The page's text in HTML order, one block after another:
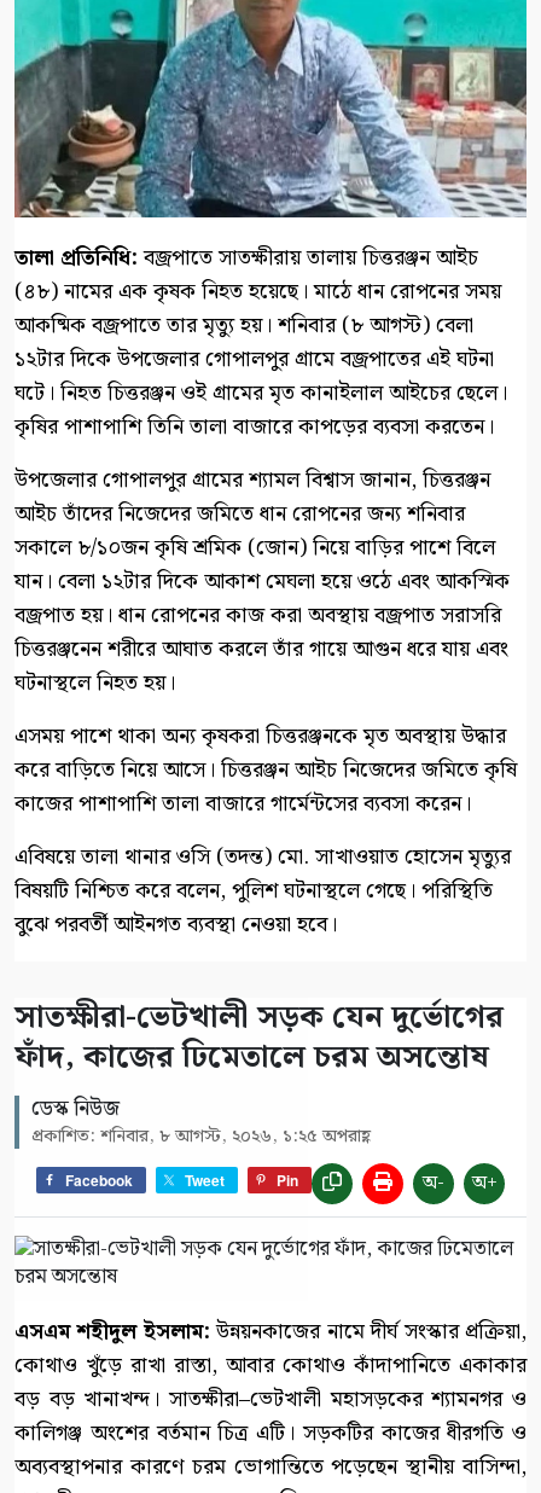
‎তালা প্রতিনিধি:‎বজ্রপাতে সাতক্ষীরায় তালায় চিত্তরঞ্জন আইচ
(৪৮) নামের এক কৃষক নিহত হয়েছে। মাঠে ধান রোপনের সময়
আকষ্মিক বজ্রপাতে তার মৃত্যু হয়। শনিবার (৮ আগস্ট) বেলা
১২টার দিকে উপজেলার গোপালপুর গ্রামে বজ্রপাতের এই ঘটনা
ঘটে। নিহত চিত্তরঞ্জন ওই গ্রামের মৃত কানাইলাল আইচের ছেলে।
কৃষির পাশাপাশি তিনি তালা বাজারে কাপড়ের ব্যবসা করতেন।
‎উপজেলার গোপালপুর গ্রামের শ্যামল বিশ্বাস জানান, চিত্তরঞ্জন
আইচ তাঁদের নিজেদের জমিতে ধান রোপনের জন্য শনিবার
সকালে ৮/১০জন কৃষি শ্রমিক (জোন) নিয়ে বাড়ির পাশে বিলে
যান। বেলা ১২টার দিকে আকাশ মেঘলা হয়ে ওঠে এবং আকস্মিক
বজ্রপাত হয়। ধান রোপনের কাজ করা অবস্থায় বজ্রপাত সরাসরি
চিত্তরঞ্জনেন শরীরে আঘাত করলে তাঁর গায়ে আগুন ধরে যায় এবং
ঘটনাস্থলে নিহত হয়।
এসময় পাশে থাকা অন্য কৃষকরা চিত্তরঞ্জনকে মৃত অবস্থায় উদ্ধার
করে বাড়িতে নিয়ে আসে। চিত্তরঞ্জন আইচ নিজেদের জমিতে কৃষি
কাজের পাশাপাশি তালা বাজারে গার্মেন্টসের ব্যবসা করেন।
‎এবিষয়ে তালা থানার ওসি (তদন্ত) মো. সাখাওয়াত হোসেন মৃত্যুর
বিষয়টি নিশ্চিত করে বলেন, পুলিশ ঘটনাস্থলে গেছে। পরিস্থিতি
বুঝে পরবর্তী আইনগত ব্যবস্থা নেওয়া হবে।
সাতক্ষীরা-ভেটখালী সড়ক যেন দুর্ভোগের
ফাঁদ, কাজের ঢিমেতালে চরম অসন্তোষ
ডেস্ক নিউজ
প্রকাশিত: শনিবার, ৮ আগস্ট, ২০২৬, ১:২৫ অপরাহ্ণ
Facebook Tweet Pin অ- অ+
এসএম শহীদুল ইসলাম:​উন্নয়নকাজের নামে দীর্ঘ সংস্কার প্রক্রিয়া,
কোথাও খুঁড়ে রাখা রাস্তা, আবার কোথাও কাঁদাপানিতে একাকার
বড় বড় খানাখন্দ। সাতক্ষীরা–ভেটখালী মহাসড়কের শ্যামনগর ও
কালিগঞ্জ অংশের বর্তমান চিত্র এটি। সড়কটির কাজের ধীরগতি ও
অব্যবস্থাপনার কারণে চরম ভোগান্তিতে পড়েছেন স্থানীয় বাসিন্দা,